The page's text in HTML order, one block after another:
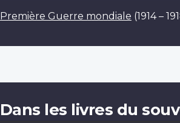
Première Guerre mondiale (1914 –
Dans les livres du